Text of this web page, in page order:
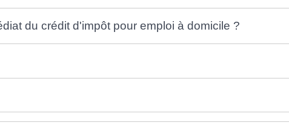
du crédit d'impôt pour emploi à domicile ?